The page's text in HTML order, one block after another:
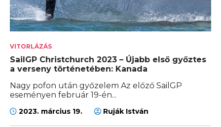
VITORLÁZÁS
SailGP Christchurch 2023 – Újabb első győztes
a verseny történetében: Kanada
Nagy pofon után győzelem Az előző SailGP
eseményen február 19-én...
2023. március 19. Ruják István